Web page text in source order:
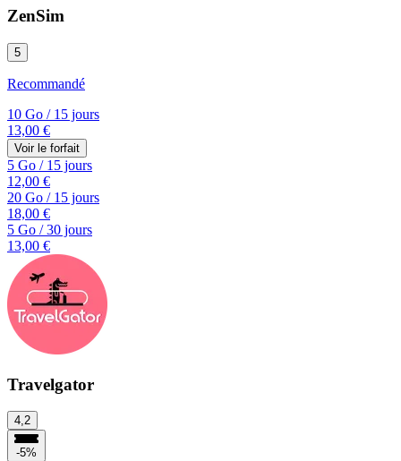
ZenSim
5
Recommandé
10 Go /15 jours
13,00 €
Voir le forfait
5 Go /15 jours
12,00 €
20 Go /15 jours
18,00 €
5 Go /30 jours
13,00 €
Travelgator
4,2
-5%